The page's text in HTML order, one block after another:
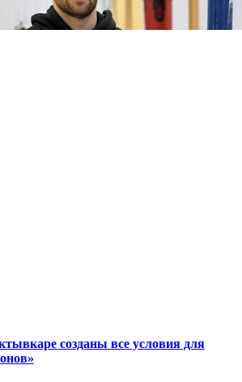
созданы все условия для